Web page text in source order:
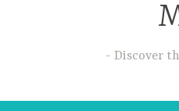
Discover